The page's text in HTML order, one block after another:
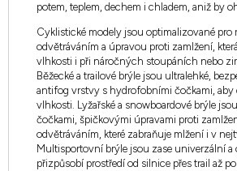
potem, teplem, dechem i chladem, aniž by
Cyklistické modely jsou optimalizované
odvětráváním a úpravou proti zamlžení,
vlhkosti i při náročných stoupáních nebo
Běžecké a trailové brýle jsou ultralehké,
antifog vrstvy s hydrofobními čočkami, aby
vlhkosti. Lyžařské a snowboardové brýle
čočkami, špičkovými úpravami proti
odvětráváním, které zabraňuje mlžení i v
Multisportovní brýle jsou zase univerzální a
přizpůsobí prostředí od silnice přes trail až